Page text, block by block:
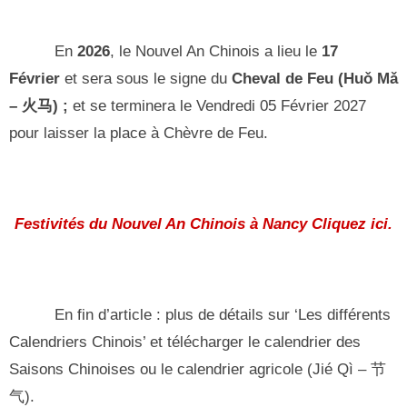
En 2026, le Nouvel An Chinois a lieu le 17
Février et sera sous le signe du Cheval de Feu (Huǒ Mǎ
– 火马) ; et se terminera le Vendredi 05 Février 2027
pour laisser la place à Chèvre de Feu.
Festivités du Nouvel An Chinois à Nancy Cliquez ici.
En fin d’article : plus de détails sur ‘Les différents
Calendriers Chinois’ et télécharger le calendrier des
Saisons Chinoises ou le calendrier agricole (Jié Qì – 节
气).